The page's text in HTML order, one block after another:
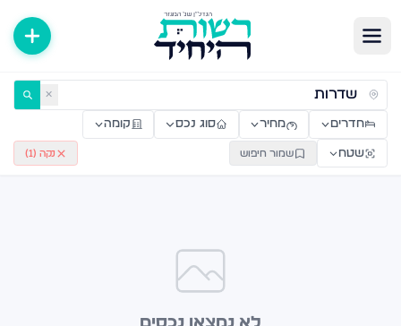
דירות למכירה ולהשכרה — רשות היחיד ✕
חדרים מחיר סוג נכס קומה
שטח שמור חיפוש נקה ( 1
)